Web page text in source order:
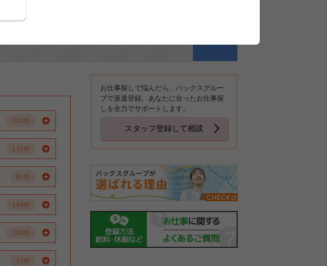
310件
135件
85件
144件
108件
53件
お仕事探しで悩んだら、バックスグルー
プで派遣登録。あなたに合ったお仕事探
しを全力でサポートします。
スタッフ登録して相談